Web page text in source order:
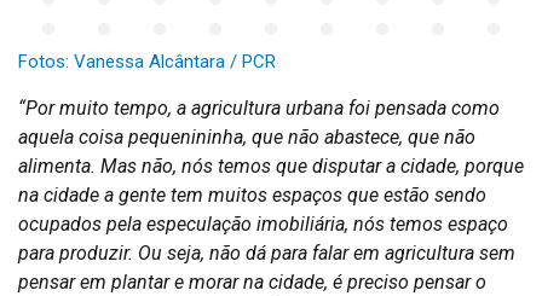
Fotos: Vanessa Alcântara / PCR
“Por muito tempo, a agricultura urbana foi pensada como
aquela coisa pequenininha, que não abastece, que não
alimenta. Mas não, nós temos que disputar a cidade, porque
na cidade a gente tem muitos espaços que estão sendo
ocupados pela especulação imobiliária, nós temos espaço
para produzir. Ou seja, não dá para falar em agricultura sem
pensar em plantar e morarna cidade, é preciso pensar o